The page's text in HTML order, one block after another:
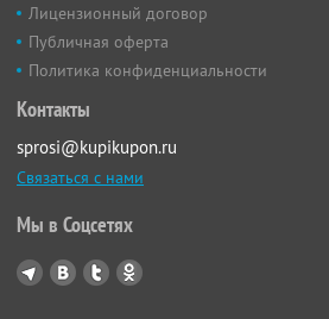
Лицензионный договор
Публичная оферта
Политика конфиденциальности
Контакты
sprosi@kupikupon.ru
Связаться с нами
Мы в Соцсетях